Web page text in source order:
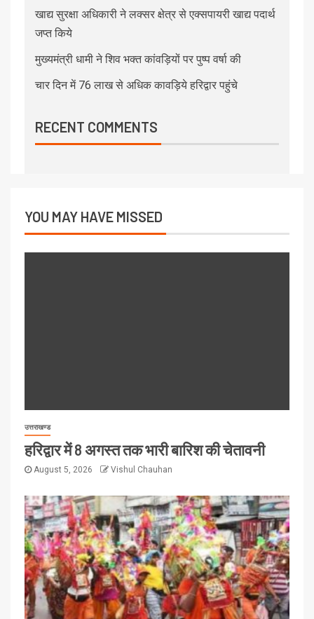
खाद्य सुरक्षा अधिकारी ने लक्सर क्षेत्र से एक्सपायरी खाद्य पदार्थ
जप्त किये
मुख्यमंत्री धामी ने शिव भक्त कांवड़ियों पर पुष्प वर्षा की
चार दिन में 76 लाख से अधिक कावड़िये हरिद्वार पहुंचे
RECENT COMMENTS
YOU MAY HAVE MISSED
उत्तराखण्ड
हरिद्वार में 8 अगस्त तक भारी बारिश की चेतावनी
August 5, 2026 Vishul Chauhan